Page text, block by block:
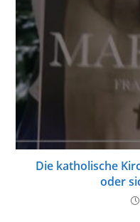
Die katholische
oder